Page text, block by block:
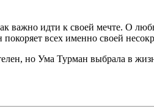
важно идти к своей мечте. О
всех именно своей
но Ума Турман выбрала в